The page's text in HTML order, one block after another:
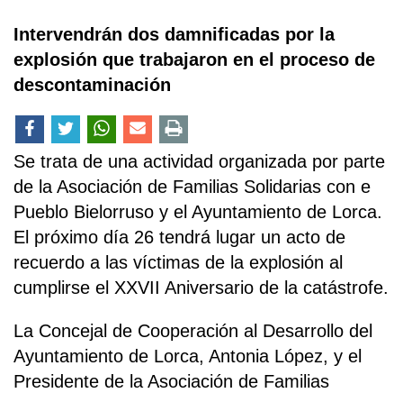
Intervendrán dos damnificadas por la
explosión que trabajaron en el proceso de
descontaminación
Se trata de una actividad organizada por parte
de la Asociación de Familias Solidarias con e
Pueblo Bielorruso y el Ayuntamiento de Lorca.
El próximo día 26 tendrá lugar un acto de
recuerdo a las víctimas de la explosión al
cumplirse el XXVII Aniversario de la catástrofe.
La Concejal de Cooperación al Desarrollo del
Ayuntamiento de Lorca, Antonia López, y el
Presidente de la Asociación de Familias